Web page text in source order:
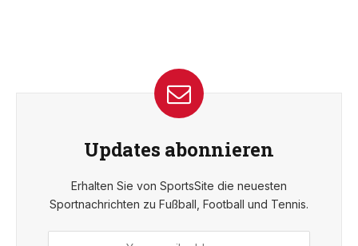
Updates abonnieren
Erhalten Sie von SportsSite die neuesten
Sportnachrichten zu Fußball, Football und Tennis.